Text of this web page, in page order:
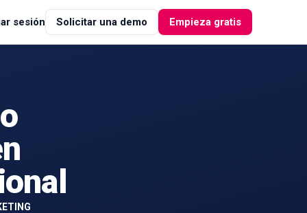
sesión Solicitar una demo Empieza gratis